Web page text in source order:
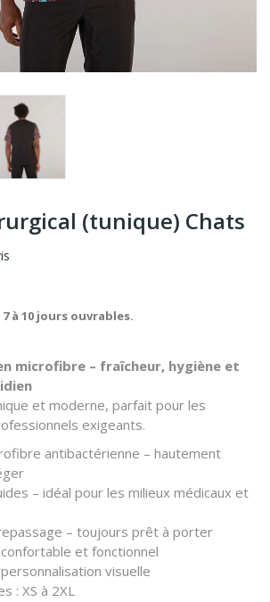
(tunique) Chats
à 10 jours ouvrables.
microfibre – fraîcheur, hygiène et
et moderne, parfait pour les
exigeants.
antibactérienne – hautement
– idéal pour les milieux médicaux et
– toujours prêt à porter
et fonctionnel
visuelle
: XS à 2XL